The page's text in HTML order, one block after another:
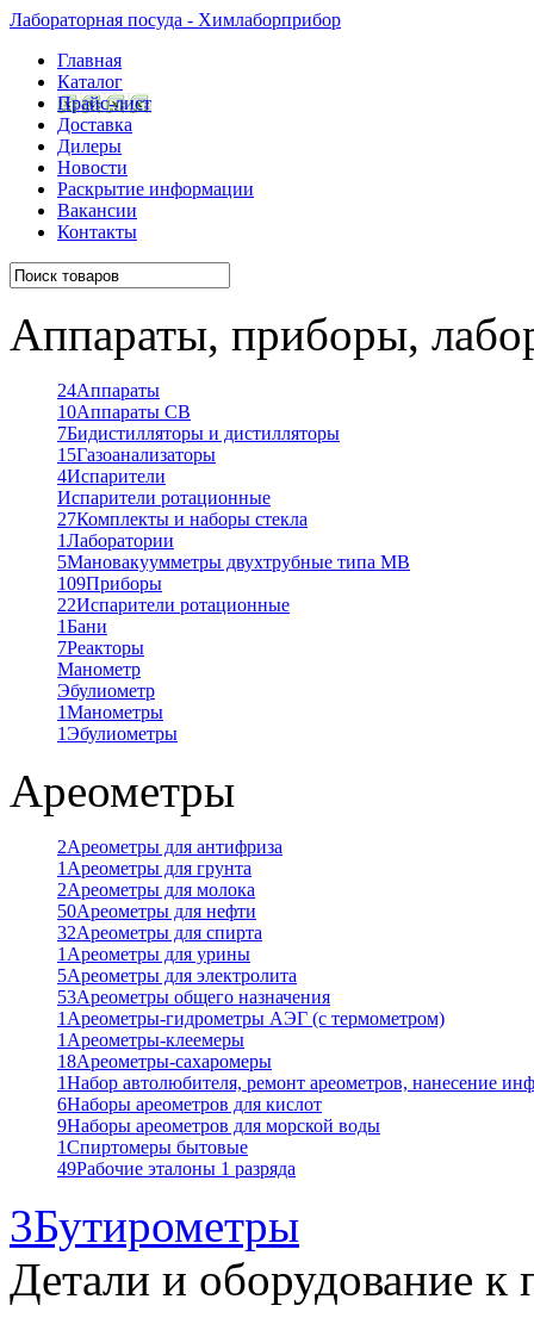
Лабораторная посуда - Химлаборприбор
Главная
Каталог
Прайс-лист
Доставка
Дилеры
Новости
Раскрытие информации
Вакансии
Контакты
Аппараты, приборы,
24Аппараты
10Аппараты СВ
7Бидистилляторы и дистилляторы
15Газоанализаторы
4Испарители
Испарители ротационные
27Комплекты и наборы стекла
1Лаборатории
5Мановакуумметры двухтрубные типа МВ
109Приборы
22Испарители ротационные
1Бани
7Реакторы
Манометр
Эбулиометр
1Манометры
1Эбулиометры
Ареометры
2Ареометры для антифриза
1 Ареометры для грунта
2Ареометры для молока
50Ареометры для нефти
32Ареометры для спирта
1 Ареометры для урины
5Ареометры для электролита
53Ареометры общего назначения
1 Ареометры-гидрометры АЭГ (с термометром)
1 Ареометры-клеемеры
18Ареометры-сахаромеры
1Набор автолюбителя, ремонт ареометров, нанесение
6Наборы ареометров для кислот
9Наборы ареометров для морской воды
1Спиртомеры бытовые
49Рабочие эталоны 1 разряда
3Бутирометры
Детали и оборудование к